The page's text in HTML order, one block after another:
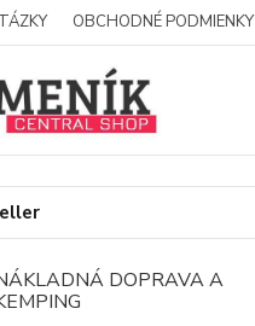
OBCHODNÉ PODMIENKY
DOPRAVA A